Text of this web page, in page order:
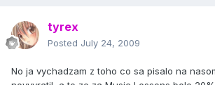
tyrex
Posted July 24, 2009
No ja vychadzam z toho co sa pisalo na